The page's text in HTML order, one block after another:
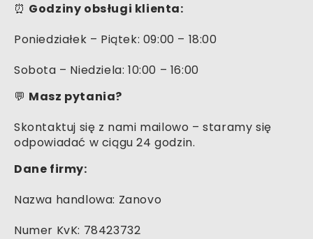
⏰ Godziny obsługi klienta:
Poniedziałek – Piątek: 09:00 – 18:00
Sobota – Niedziela: 10:00 – 16:00
💬 Masz pytania?
Skontaktuj się z nami mailowo – staramy się
odpowiadać w ciągu 24 godzin.
Dane firmy:
Nazwa handlowa: Zanovo
Numer KvK: 78423732